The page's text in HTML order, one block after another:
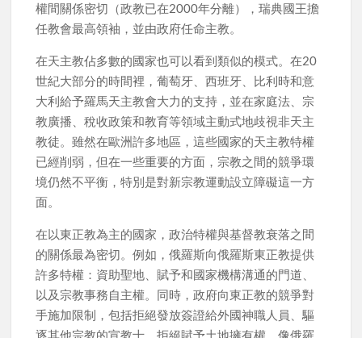
權間關係密切（政教已在2000年分離），瑞典國王擔
任教會最高領袖，並由政府任命主教。
在天主教佔多數的國家也可以看到類似的模式。在20
世紀大部分的時間裡，葡萄牙、西班牙、比利時和意
大利給予羅馬天主教會大力的支持，並在家庭法、宗
教廣播、稅收政策和教育等領域主動式地歧視非天主
教徒。雖然在歐洲許多地區，這些國家的天主教特權
已經削弱，但在一些重要的方面，宗教之間的競爭環
境仍然不平衡，特別是對新宗教運動設立障礙這一方
面。
在以東正教為主的國家，政治特權與基督教衰落之間
的關係最為密切。例如，俄羅斯向俄羅斯東正教提供
許多特權：資助聖地、賦予和國家機構溝通的門道、
以及宗教事務自主權。同時，政府向東正教的競爭對
手施加限制，包括拒絕發放簽證給外國神職人員、驅